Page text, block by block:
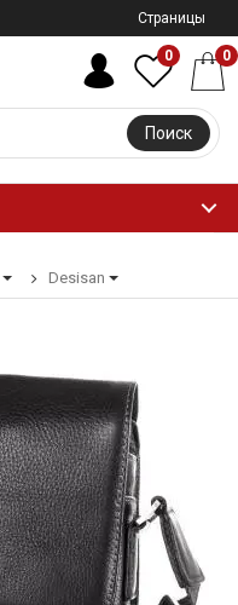
Страницы
Поиск
0 0
Desisan